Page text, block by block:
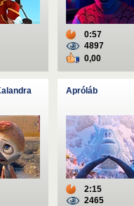
0:57
4897
0,00
Apróláb
2:15
2465